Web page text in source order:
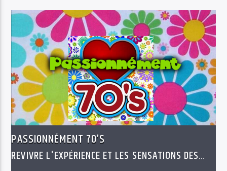
PASSIONNÉMENT 70’S
REVIVRE L'EXPÉRIENCE ET LES SENSATIONS DES